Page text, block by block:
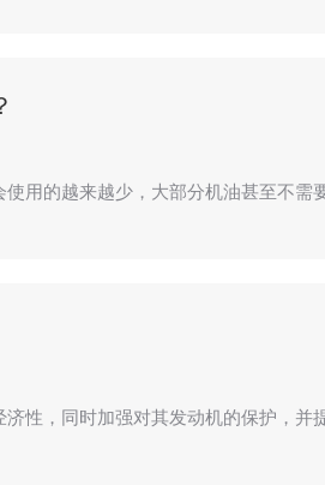
用的越来越少，大部分机油甚至不
性，同时加强对其发动机的保护，